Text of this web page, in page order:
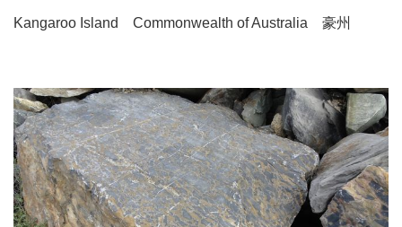
Kangaroo Island Commonwealth of Australia 豪州